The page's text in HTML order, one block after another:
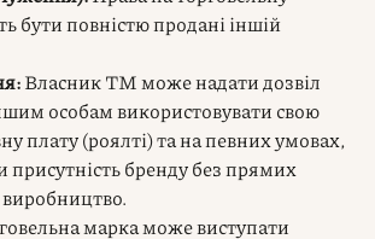
бути повністю продані іншій
Власник ТМ може надати дозвіл
особам використовувати свою
плату (роялті) та на певних умовах,
бренду без прямих
виробництво.
марка може виступати